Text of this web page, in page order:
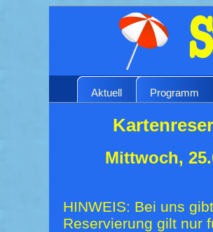
Aktuell Programm
Mittwoch,
HINWEIS: Bei uns
Reservierung gilt nur